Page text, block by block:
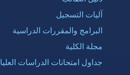
آليات التسجيل
البرامج والمقررات الدراسية
مجلة الكلية
جداول امتحانات الدراسات العليا